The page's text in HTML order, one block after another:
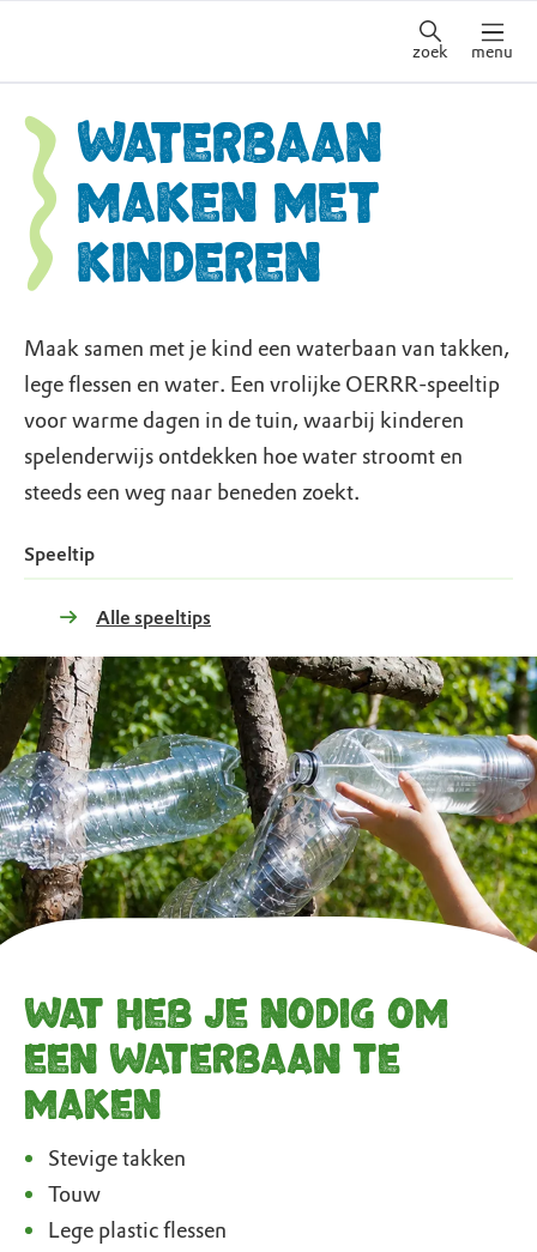
zoek menu
Waterbaan
maken met
kinderen
Maak samen met je kind een waterbaan van takken,
lege flessen en water. Een vrolijke OERRR-speeltip
voor warme dagen in de tuin, waarbij kinderen
spelenderwijs ontdekken hoe water stroomt en
steeds een weg naar beneden zoekt.
Speeltip
Alle speeltips
Wat heb je nodig om
een waterbaan te
maken
Stevige takken
Touw
Lege plastic flessen